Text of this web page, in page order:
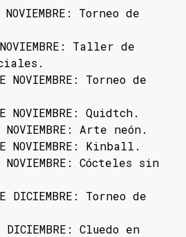
NOVIEMBRE: Torneo de
NOVIEMBRE: Taller de
NOVIEMBRE: Torneo de
NOVIEMBRE: Quidtch.
NOVIEMBRE: Arte neón.
NOVIEMBRE: Kinball.
NOVIEMBRE: Cócteles sin
DICIEMBRE: Torneo de
DICIEMBRE: Cluedo en